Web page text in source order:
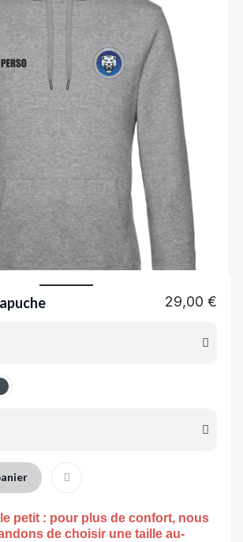
29,00 €
petit : pour plus de confort, nous
de choisir une taille au-